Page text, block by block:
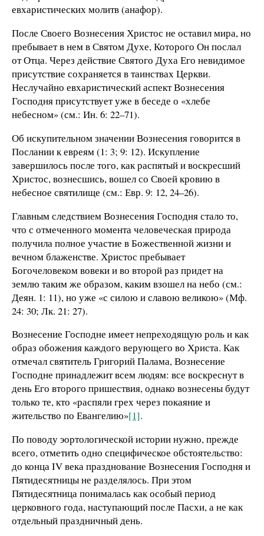
евхаристических молитв (анафор).
После Своего Вознесения Христос не оставил мира, но
пребывает в нем в Святом Духе, Которого Он послал
от Отца. Через действие Святого Духа Его невидимое
присутствие сохраняется в таинствах Церкви.
Неслучайно евхаристический аспект Вознесения
Господня присутствует уже в беседе о «хлебе
небесном» (см.: Ин. 6: 22–71).
Об искупительном значении Вознесения говорится в
Послании к евреям (1: 3; 9: 12). Искупление
завершилось после того, как распятый и воскресший
Христос, вознесшись, вошел со Своей кровию в
небесное святилище (см.: Евр. 9: 12, 24–26).
Главным следствием Вознесения Господня стало то,
что с отмеченного момента человеческая природа
получила полное участие в Божественной жизни и
вечном блаженстве. Христос пребывает
Богочеловеком вовеки и во второй раз придет на
землю таким же образом, каким взошел на небо (см.:
Деян. 1: 11), но уже «с силою и славою великою» (Мф.
24: 30; Лк. 21: 27).
Вознесение Господне имеет непреходящую роль и как
образ обожения каждого верующего во Христа. Как
отмечал святитель Григорий Палама, Вознесение
Господне принадлежит всем людям: все воскреснут в
день Его второго пришествия, однако вознесены будут
только те, кто «распяли грех через покаяние и
жительство по Евангелию»[1].
По поводу эортологической истории нужно, прежде
всего, отметить одно специфическое обстоятельство:
до конца IV века празднование Вознесения Господня и
Пятидесятницы не разделялось. При этом
Пятидесятница понималась как особый период
церковного года, наступающий после Пасхи, а не как
отдельный праздничный день.